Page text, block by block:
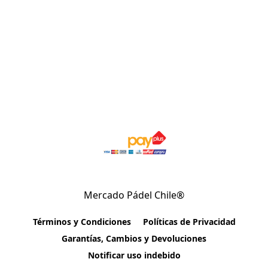
Mercado Pádel Chile®
Términos y Condiciones
Políticas de Privacidad
Garantías, Cambios y Devoluciones
Notificar uso indebido